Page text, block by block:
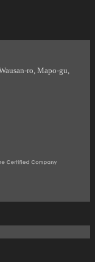
ro, Mapo-gu,